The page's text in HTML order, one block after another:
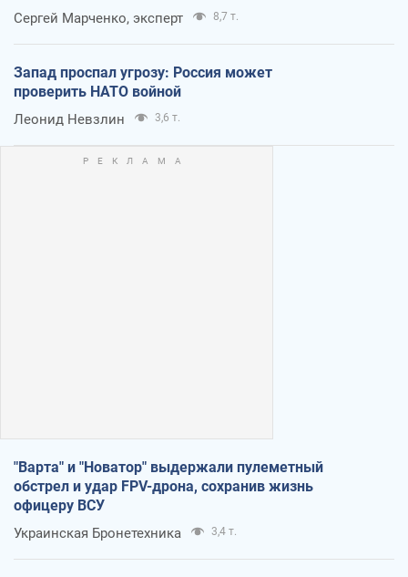
Сергей Марченко, эксперт 8,7 т.
Запад проспал угрозу: Россия может
проверить НАТО войной
Леонид Невзлин 3,6 т.
"Варта" и "Новатор" выдержали пулеметный
обстрел и удар FPV-дрона, сохранив жизнь
офицеру ВСУ
Украинская Бронетехника 3,4 т.